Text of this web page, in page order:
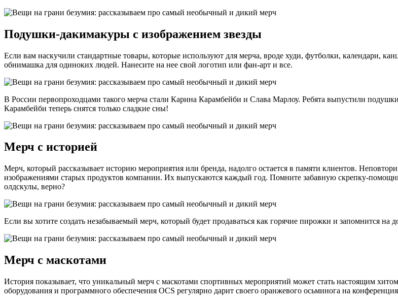
Подушки-дакимакуры с изображением звезды
Если вам наскучили стандартные товары, которые используют для мерча, вроде худи, футболки, календари,
обнимашка для одиноких людей. Нанесите на нее свой логотип или фан-арт и все.
В России первопроходцами такого мерча стали Карина Карамбейби и Слава Марлоу. Ребята выпустили
Карамбейби теперь снятся только сладкие сны!
Мерч с историей
Мерч, который рассказывает историю мероприятия или бренда, надолго остается в памяти клиентов.
изображениями старых продуктов компании. Их выпускаются каждый год. Помните забавную скрепку-
олдскулы, верно?
Если вы хотите создать незабываемый мерч, который будет продаваться как горячие пирожки и запомнится
Мерч с маскотами
История показывает, что уникальный мерч с маскотами спортивных мероприятий может стать настоящим
оборудования и программного обеспечения OCS регулярно дарит своего оранжевого осьминога на